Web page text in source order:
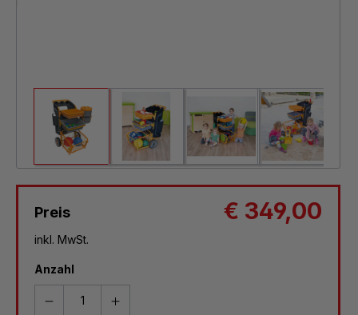
Preis € 349,00
inkl. MwSt.
Anzahl